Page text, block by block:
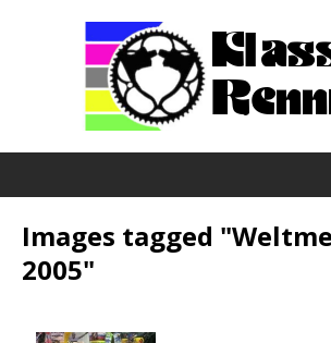
Images tagged
2005"